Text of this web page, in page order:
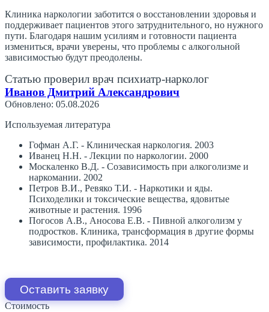
Клиника наркологии заботится о восстановлении здоровья и
поддерживает пациентов этого затруднительного, но нужного
пути. Благодаря нашим усилиям и готовности пациента
измениться, врачи уверены, что проблемы с алкогольной
зависимостью будут преодолены.
Статью проверил врач психиатр-нарколог
Иванов Дмитрий Александрович
Обновлено: 05.08.2026
Используемая литература
Гофман А.Г. - Клиническая наркология. 2003
Иванец Н.Н. - Лекции по наркологии. 2000
Москаленко В.Д. - Созависимость при алкоголизме и
наркомании. 2002
Петров В.И., Ревяко Т.И. - Наркотики и яды.
Психоделики и токсические вещества, ядовитые
животные и растения. 1996
Погосов А.В., Аносова Е.В. - Пивной алкоголизм у
подростков. Клиника, трансформация в другие формы
зависимости, профилактика. 2014
Оставить заявку
Стоимость